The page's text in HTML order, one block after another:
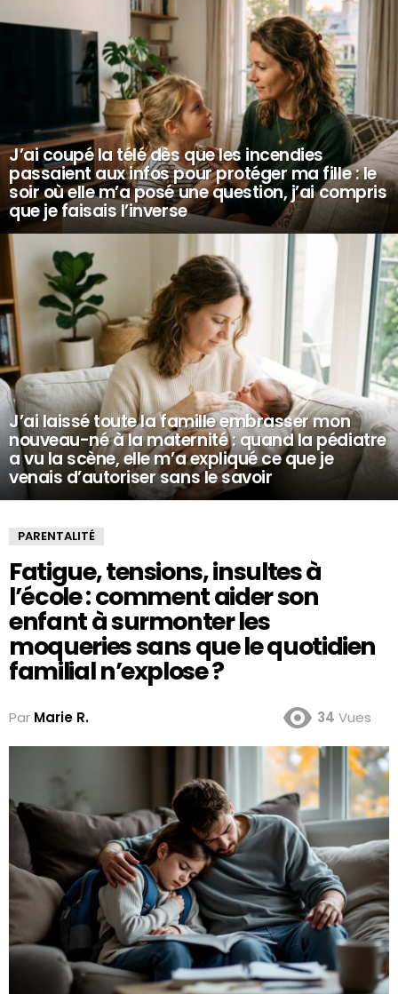
J’ai coupé la télé dès que les incendies
passaient aux infos pour protéger ma fille : le
soir où elle m’a posé une question, j’ai compris
que je faisais l’inverse
J’ai laissé toute la famille embrasser mon
nouveau-né à la maternité : quand la pédiatre
a vu la scène, elle m’a expliqué ce que je
venais d’autoriser sans le savoir
PARENTALITÉ
Fatigue, tensions, insultes à
l’école : comment aider son
enfant à surmonter les
moqueries sans que le quotidien
familial n’explose ?
Par Marie R. 34 Vues